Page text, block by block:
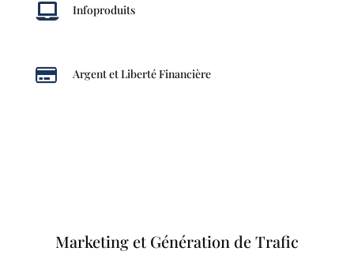
 Infoproduits
 Argent et Liberté Financière
Marketing et Génération de Trafic